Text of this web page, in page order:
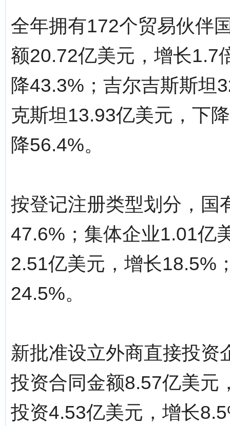
全年拥有172个贸易伙伴
额20.72亿美元，增长1.7
降43.3%；吉尔吉斯斯坦
克斯坦13.93亿美元，下
降56.4%。
按登记注册类型划分，国
47.6%；集体企业1.01亿
2.51亿美元，增长18.5%
24.5%。
新批准设立外商直接投资
投资合同金额8.57亿美元
投资4.53亿美元，增长